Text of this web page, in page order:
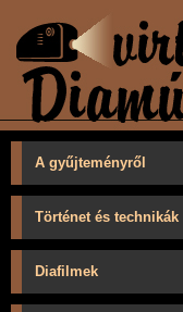
A gyűjteményről
Történet és technikák
Diafilmek